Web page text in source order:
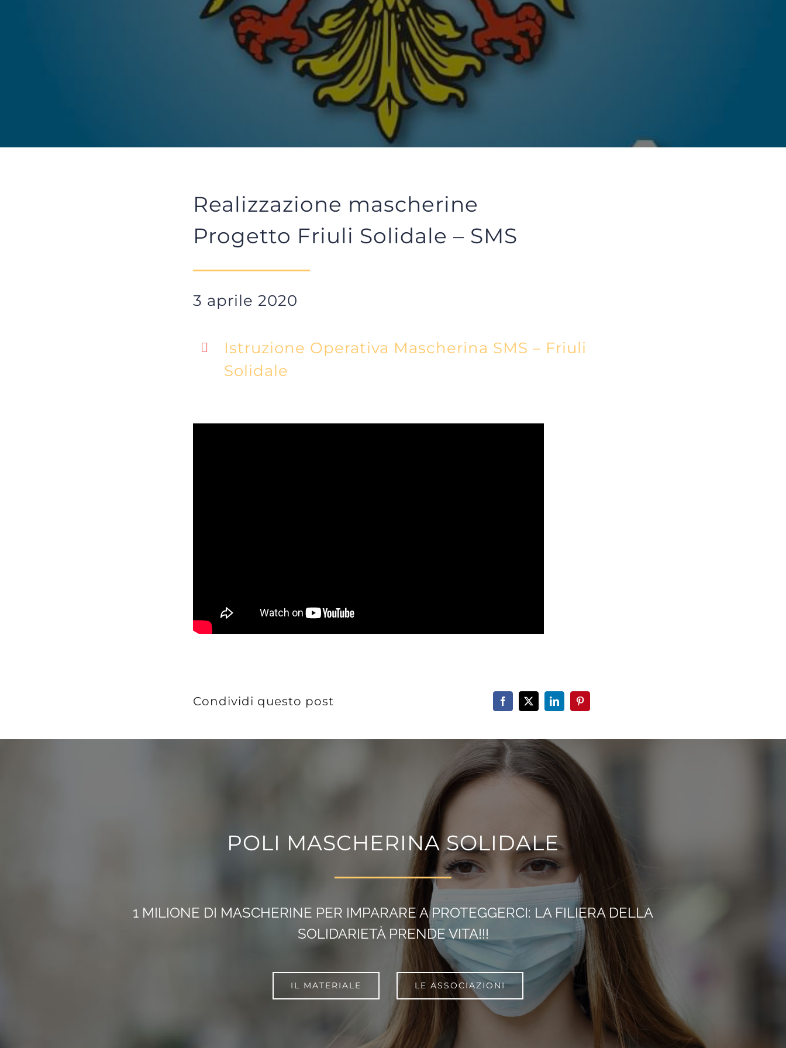
Realizzazione mascherine
Progetto Friuli Solidale – SMS
3 aprile 2020
Istruzione Operativa Mascherina SMS – Friuli
Solidale
Condividi questo post
POLI MASCHERINA SOLIDALE
1 MILIONE DI MASCHERINE PER IMPARARE A PROTEGGERCI: LA FILIERA DELLA
SOLIDARIETÀ PRENDE VITA!!!
IL MATERIALE LE ASSOCIAZIONI